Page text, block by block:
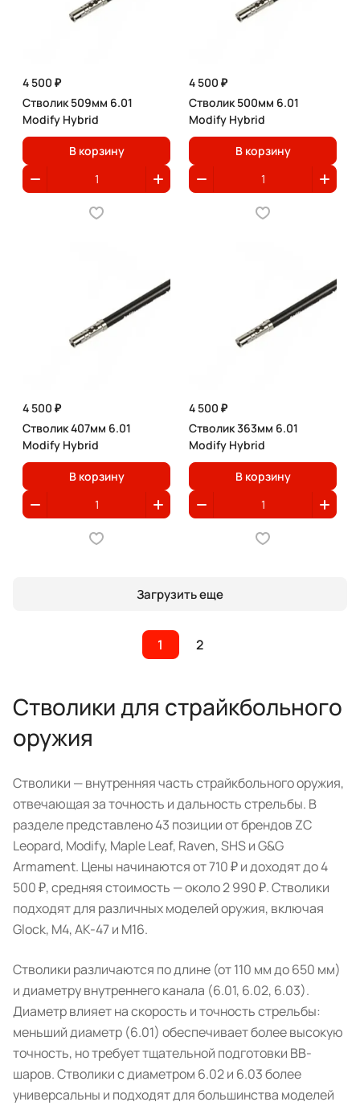
4 500 ₽
Стволик 509мм 6.01
Modify Hybrid
В корзину
4 500 ₽
Стволик 500мм 6.01
Modify Hybrid
В корзину
4 500 ₽
Стволик 407мм 6.01
Modify Hybrid
В корзину
4 500 ₽
Стволик 363мм 6.01
Modify Hybrid
В корзину
Загрузить еще
1 2
Стволики для страйкбольного
оружия
Стволики — внутренняя часть страйкбольного оружия,
отвечающая за точность и дальность стрельбы. В
разделе представлено 43 позиции от брендов ZC
Leopard, Modify, Maple Leaf, Raven, SHS и G&G
Armament. Цены начинаются от 710 ₽ и доходят до 4
500 ₽, средняя стоимость — около 2 990 ₽. Стволики
подходят для различных моделей оружия, включая
Glock, M4, AK-47 и M16.
Стволики различаются по длине (от 110 мм до 650 мм)
и диаметру внутреннего канала (6.01, 6.02, 6.03).
Диаметр влияет на скорость и точность стрельбы:
меньший диаметр (6.01) обеспечивает более высокую
точность, но требует тщательной подготовки BB-
шаров. Стволики с диаметром 6.02 и 6.03 более
универсальны и подходят для большинства моделей